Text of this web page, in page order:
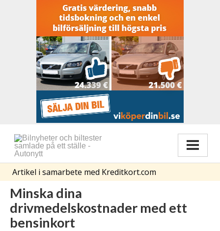
Artikel i samarbete med Kreditkort.com
Minska dina
drivmedelskostnader med ett
bensinkort